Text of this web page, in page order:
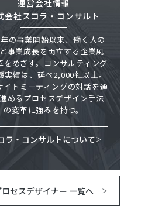
運営会社情報
会社スコラ・コンサルト
の事業開始以来、働く人の
事業成長を両立する企業風
をめざす。コンサルティング
実績は、延べ2,000社以上。
イトミーティングの対話を通
めるプロセスデザイン手法
の変革に強みを持つ。
ラ・コンサルトについて
ロセスデザイナー 一覧へ